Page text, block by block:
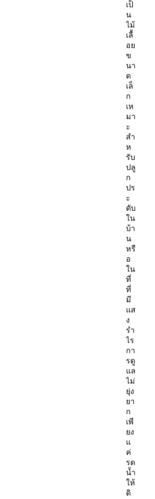
เป็
น
ไม้
เลื้
อย
ข
นา
ด
เล็
ก
เห
มา
ะ
สำ
ห
รับ
ปลู
ก
ปร
ะ
ดับ
ใน
บ้า
น
หรื
อ
ใน
ที่
ที่
มี
แส
ง
รำ
ไร
กา
รดู
แล
ไม่
ยุ่ง
ยา
ก
เพี
ยง
แ
ค่
รด
น้ำ
ให้
ดิ